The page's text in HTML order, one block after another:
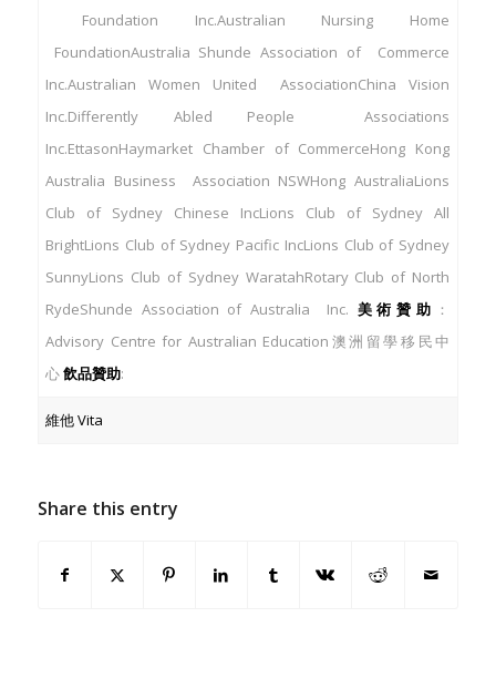
Foundation Inc.Australian Nursing Home
FoundationAustralia Shunde Association of Commerce
Inc.Australian Women United AssociationChina Vision
Inc.Differently Abled People Associations
Inc.EttasonHaymarket Chamber of CommerceHong Kong
Australia Business Association NSWHong AustraliaLions
Club of Sydney Chinese IncLions Club of Sydney All
BrightLions Club of Sydney Pacific IncLions Club of Sydney
SunnyLions Club of Sydney WaratahRotary Club of North
RydeShunde Association of Australia Inc. 美術贊助 ：
Advisory Centre for Australian Education澳洲留學移民中
心飲品贊助:
維他 Vita
Share this entry